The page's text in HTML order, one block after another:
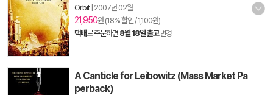
Orbit| 2007년 02월
21,950원 (18% 할인 / 1,100원)
택배로 주문하면 8월 18일 출고 변경
A Canticle for Leibowitz (Mass Market Pa
perback)